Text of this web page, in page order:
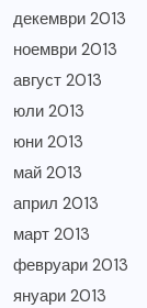
декември 2013
ноември 2013
август 2013
юли 2013
юни 2013
май 2013
април 2013
март 2013
февруари 2013
януари 2013